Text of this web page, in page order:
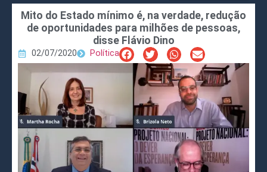
Mito do Estado mínimo é, na verdade, redução
de oportunidades para milhões de pessoas,
disse Flávio Dino
02/07/2020 Política